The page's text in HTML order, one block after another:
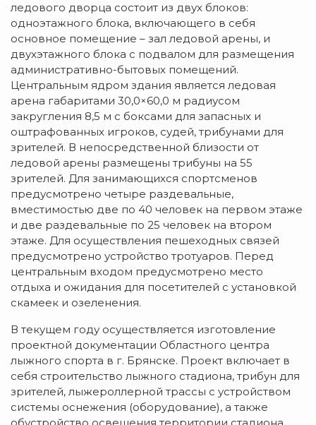
ледового дворца состоит из двух блоков:
одноэтажного блока, включающего в себя
основное помещение – зал ледовой арены, и
двухэтажного блока с подвалом для размещения
административно-бытовых помещений.
Центральным ядром здания является ледовая
арена габаритами 30,0×60,0 м радиусом
закругления 8,5 м с боксами для запасных и
оштрафованных игроков, судей, трибунами для
зрителей. В непосредственной близости от
ледовой арены размещены трибуны на 55
зрителей. Для занимающихся спортсменов
предусмотрено четыре раздевальные,
вместимостью две по 40 человек на первом этаже
и две раздевальные по 25 человек на втором
этаже. Для осуществления пешеходных связей
предусмотрено устройство тротуаров. Перед
центральным входом предусмотрено место
отдыха и ожидания для посетителей с установкой
скамеек и озеленения.
В текущем году осуществляется изготовление
проектной документации Областного центра
лыжного спорта в г. Брянске. Проект включает в
себя строительство лыжного стадиона, трибун для
зрителей, лыжероллерной трассы с устройством
системы оснежения (оборудование), а также